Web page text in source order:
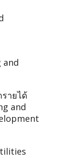
and
ายได้
and